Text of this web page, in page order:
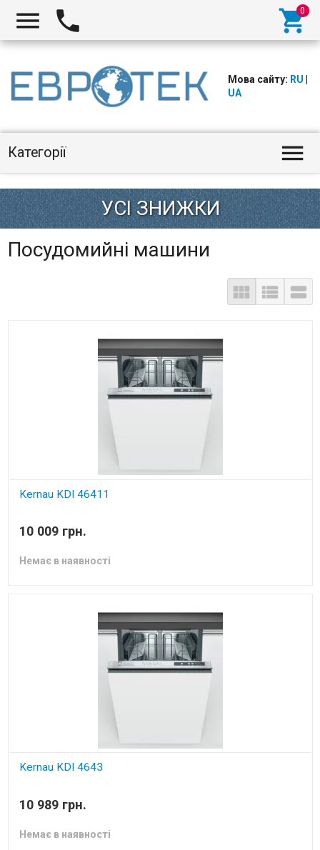
  
Мова сайту: RU
UA
Категорії 
УСІЗНИЖКИ
Посудомийні машини
  
Kernau KDI 46411
10 009 грн.
Немає в наявності
Kernau KDI 4643
10 989 грн.
Немає в наявності